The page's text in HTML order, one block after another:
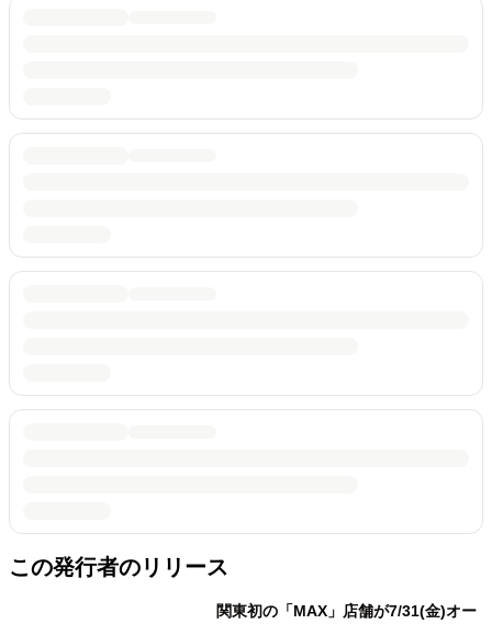
この発行者のリリース
関東初の「MAX」店舗が7/31(金)オー